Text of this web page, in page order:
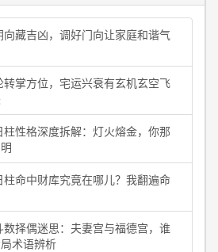
向藏吉凶，调好门向让家庭和谐气
转掌方位，宅运兴衰有玄机玄空飞
柱性格深度拆解：灯火熔金，你那
柱命中财库究竟在哪儿？我翻遍命
数择偶迷思：夫妻宫与福德宫，谁
术语辨析